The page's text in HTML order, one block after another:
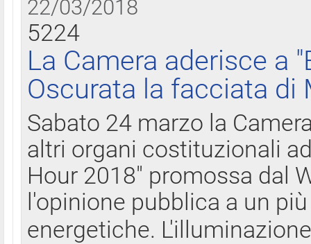
22/03/2018
5224
La Camera aderisce a
Oscurata la facciata di
Sabato 24 marzo la
altri organi costituzionali
Hour 2018" promossa dal
l'opinione pubblica a un
energetiche.